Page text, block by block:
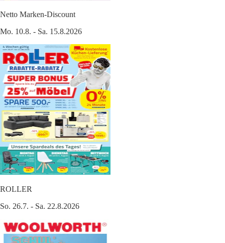
Netto Marken-Discount
Mo. 10.8. - Sa. 15.8.2026
ROLLER
So. 26.7. - Sa. 22.8.2026